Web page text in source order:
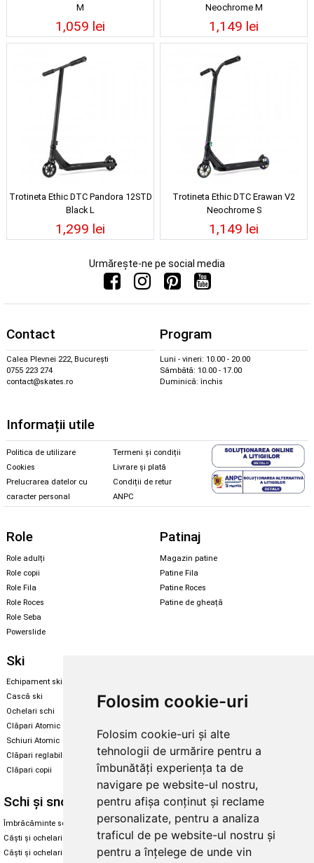
Folosim cookie-uri
Folosim cookie-uri și alte
tehnologii de urmărire pentru a
îmbunătăți experiența ta de
navigare pe website-ul nostru,
pentru afișa conținut și reclame
personalizate, pentru a analiza
traficul de pe website-ul nostru și
pentru a înțelege de unde vin
M
1,059 lei
Neochrome M
1,149 lei
Trotineta Ethic DTC Pandora 12STD
Black L
1,299 lei
Trotineta Ethic DTC Erawan V2
Neochrome S
1,149 lei
Urmărește-ne pe social media
Contact
Calea Plevnei 222, București
0755 223 274
contact@skates.ro
Program
Luni - vineri: 10.00 - 20.00
Sâmbătă: 10.00 - 17.00
Duminică: închis
Informații utile
Politica de utilizare
Cookies
Prelucrarea datelor cu
caracter personal
Termeni și condiții
Livrare și plată
Condiții de retur
ANPC
Role
Role adulți
Role copii
Role Fila
Role Roces
Role Seba
Powerslide
Patinaj
Magazin patine
Patine Fila
Patine Roces
Patine de gheață
Ski
Echipament ski
Cască ski
Ochelari schi
Clăpari Atomic
Schiuri Atomic
Clăpari reglabili
Clăpari copii
Echipament snowboard
Skate & longboard
Santa Cruz
Enuff Skateboards
Schi și snowboard
Îmbrăcăminte schi și snowboard
Căști și ochelari de iarnă
Căști și ochelari Alpina
Diverse
Cum aleg rolele
Cum aleg ochelarii
Ochelari de soare Oakley